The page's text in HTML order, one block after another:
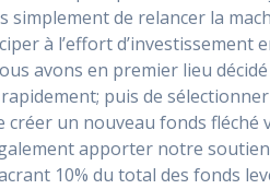
simplement de relancer la
à l’effort d’investissement
avons en premier lieu
puis de
un nouveau fonds fléché
apporter notre
10% du total des fonds